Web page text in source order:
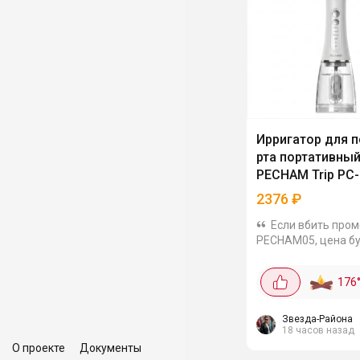
О проекте Документы
Ирригатор для
рта портативный
PECHAM Trip
2376₽
Если вбить
PECHAM05, цена
портативный. Это
здоровый агрегат,
малыш весит всего
грамм - удобно...
176°
Звезда-Района
18 часов назад